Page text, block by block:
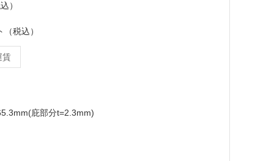
）
税込）
賃
庇部分t=2.3mm)